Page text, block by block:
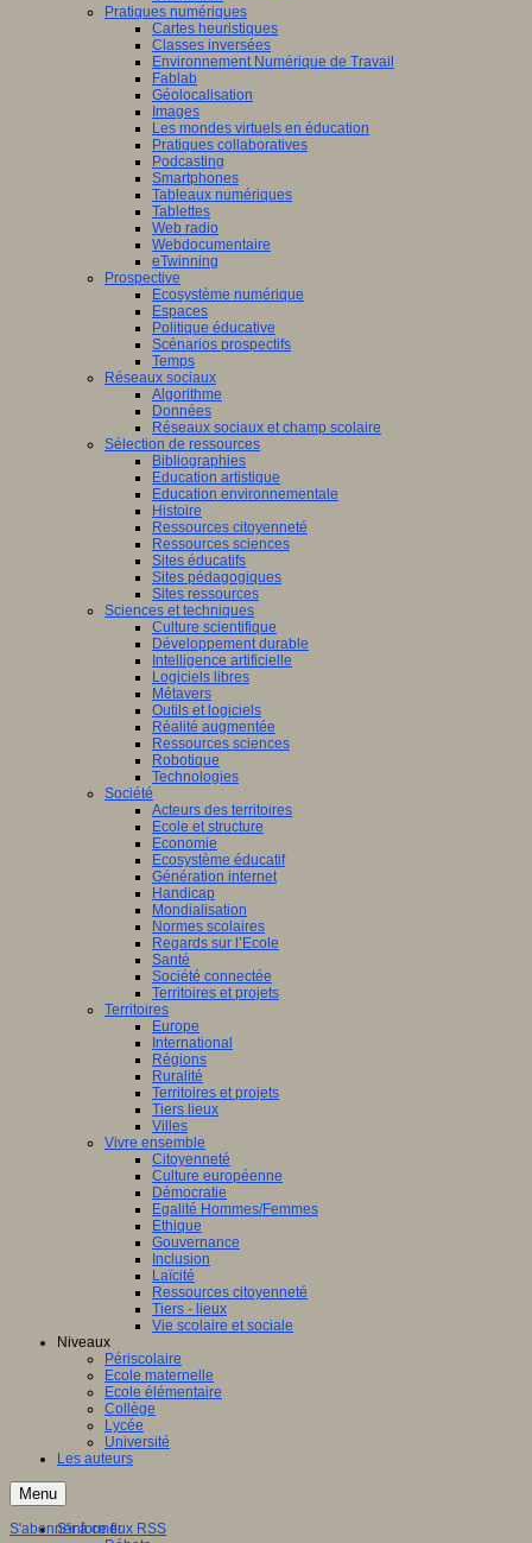
Pratiques numériques
Cartes heuristiques
Classes inversées
Environnement Numérique de Travail
Fablab
Géolocalisation
Images
Les mondes virtuels en éducation
Pratiques collaboratives
Podcasting
Smartphones
Tableaux numériques
Tablettes
Web radio
Webdocumentaire
eTwinning
Prospective
Ecosystème numérique
Espaces
Politique éducative
Scénarios prospectifs
Temps
Réseaux sociaux
Algorithme
Données
Réseaux sociaux et champ scolaire
Sélection de ressources
Bibliographies
Education artistique
Education environnementale
Histoire
Ressources citoyenneté
Ressources sciences
Sites éducatifs
Sites pédagogiques
Sites ressources
Sciences et techniques
Culture scientifique
Développement durable
Intelligence artificielle
Logiciels libres
Métavers
Outils et logiciels
Réalité augmentée
Ressources sciences
Robotique
Technologies
Société
Acteurs des territoires
Ecole et structure
Economie
Ecosystème éducatif
Génération internet
Handicap
Mondialisation
Normes scolaires
Regards sur l’Ecole
Santé
Société connectée
Territoires et projets
Territoires
Europe
International
Régions
Ruralité
Territoires et projets
Tiers lieux
Villes
Vivre ensemble
Citoyenneté
Culture européenne
Démocratie
Egalité Hommes/Femmes
Ethique
Gouvernance
Inclusion
Laïcité
Ressources citoyenneté
Tiers - lieux
Vie scolaire et sociale
Niveaux
Périscolaire
Ecole maternelle
Ecole élémentaire
Collège
Lycée
Université
Les auteurs
Menu
S'informer
S'abonner à ce flux RSS